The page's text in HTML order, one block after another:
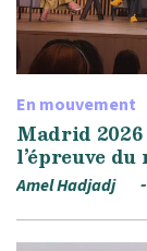
En mouvement
Madrid
l’épreuve du
Amel Hadjadj